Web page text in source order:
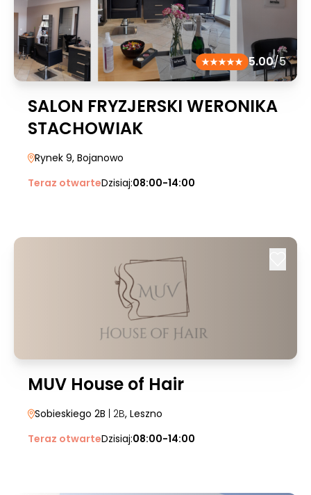
5.00/5
SALON FRYZJERSKI WERONIKA
STACHOWIAK
Rynek 9, Bojanowo
Teraz otwarteDzisiaj:08:00-14:00
MUV House of Hair
Sobieskiego 2B | 2B, Leszno
Teraz otwarteDzisiaj:08:00-14:00